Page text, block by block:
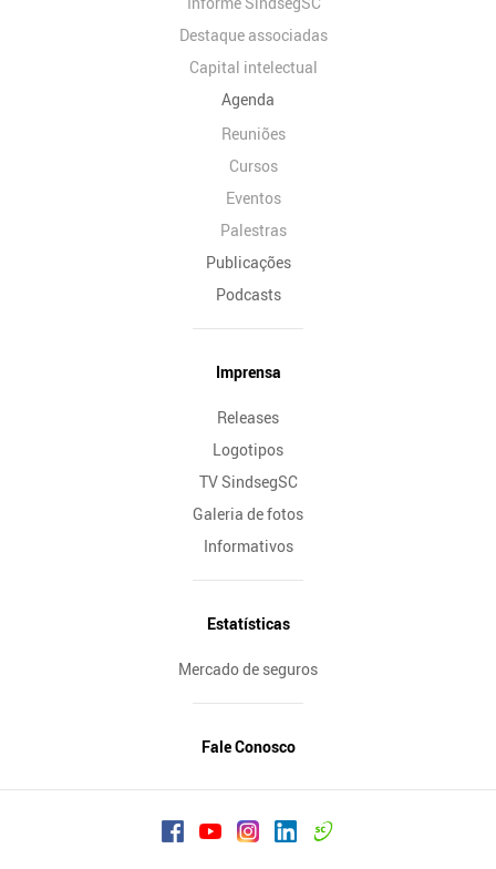
Destaque associadas
Capital intelectual
Agenda
Reuniões
Cursos
Eventos
Palestras
Publicações
Podcasts
Imprensa
Releases
Logotipos
TV SindsegSC
Galeria de fotos
Informativos
Estatísticas
Mercado de seguros
Fale Conosco